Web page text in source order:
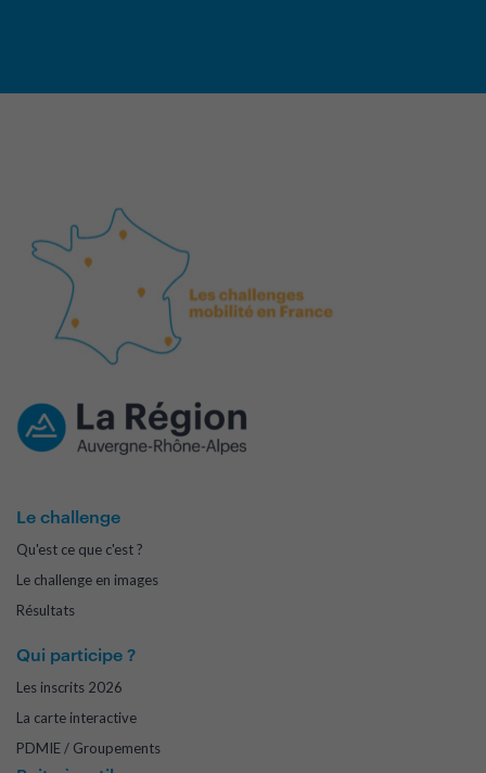
Le challenge
Qu'est ce que c'est ?
Le challenge en images
Résultats
Qui participe ?
Les inscrits 2026
La carte interactive
PDMIE / Groupements